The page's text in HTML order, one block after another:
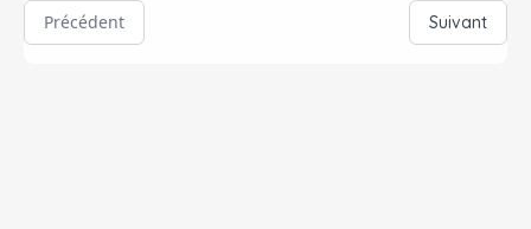
Précédent Suivant